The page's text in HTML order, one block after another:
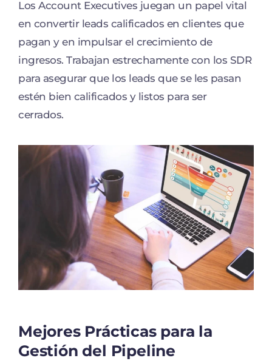
Los Account Executives juegan un papel vital
en convertir leads calificados en clientes que
pagan y en impulsar el crecimiento de
ingresos. Trabajan estrechamente con los SDR
para asegurar que los leads que se les pasan
estén bien calificados y listos para ser
cerrados.
Mejores Prácticas para la
Gestión del Pipeline